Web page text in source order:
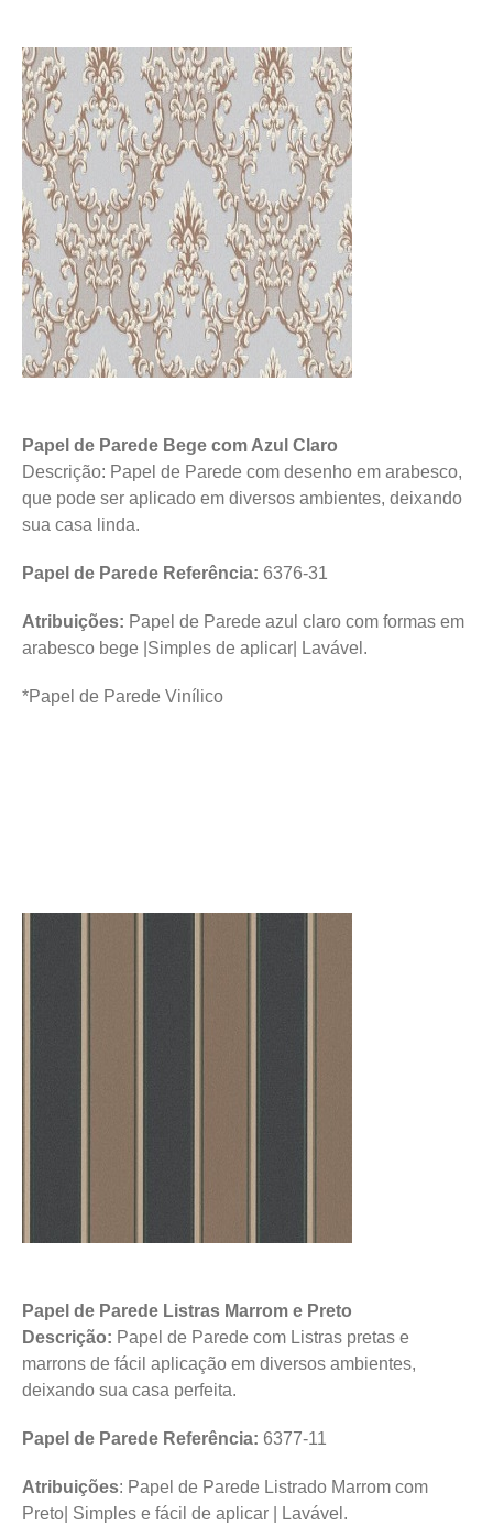
Papel de Parede Bege com Azul Claro
Descrição: Papel de Parede com desenho em arabesco,
que pode ser aplicado em diversos ambientes, deixando
sua casa linda.
Papel de Parede Referência: 6376-31
Atribuições: Papel de Parede azul claro com formas em
arabesco bege |Simples de aplicar| Lavável.
*Papel de Parede Vinílico
Papel de Parede Listras Marrom e Preto
Descrição: Papel de Parede com Listras pretas e
marrons de fácil aplicação em diversos ambientes,
deixando sua casa perfeita.
Papel de Parede Referência: 6377-11
Atribuições: Papel de Parede Listrado Marrom com
Preto| Simples e fácil de aplicar | Lavável.